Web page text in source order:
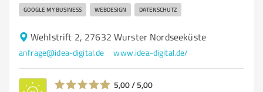
GOOGLE MY BUSINESS WEBDESIGN DATENSCHUTZ
Wehlstrift 2, 27632 Wurster Nordseeküste
anfrage@idea-digital.de www.idea-digital.de/
5,00 / 5,00